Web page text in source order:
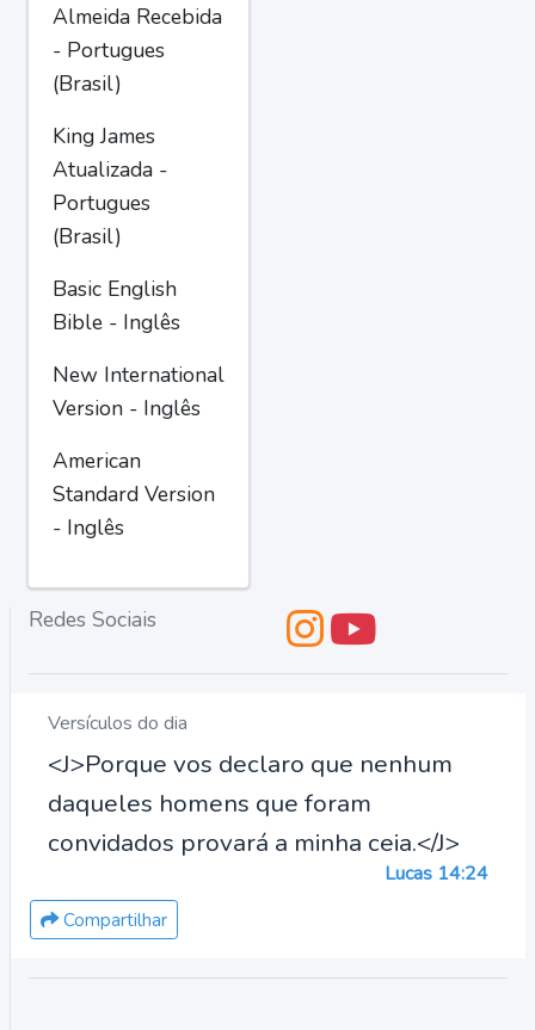
Almeida Recebida
- Portugues
(Brasil)
King James
Atualizada -
Portugues
(Brasil)
Basic English
Bible - Inglês
New International
Version - Inglês
American
Standard Version
- Inglês
Redes Sociais
Versículos do dia
<J>Porque vos declaro que nenhum
daqueles homens que foram
convidados provará a minha ceia.</J>
Lucas 14:24
Compartilhar